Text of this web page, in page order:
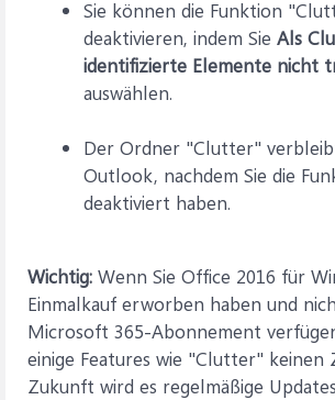
Sie können die Funktion
deaktivieren, indem Sie Als
identifizierte Elemente nicht
auswählen.
Der Ordner "Clutter"
Outlook, nachdem Sie die
deaktiviert haben.
Wichtig: Wenn Sie Office 2016 für
Einmalkauf erworben haben und
Microsoft 365-Abonnement
einige Features wie "Clutter" keinen
Zukunft wird es regelmäßige